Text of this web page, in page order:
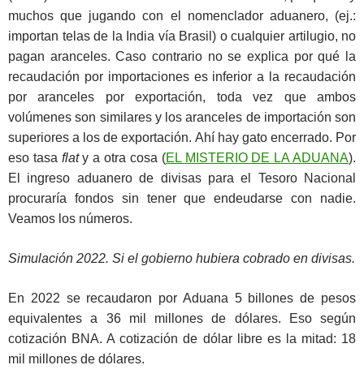
muchos que jugando con el nomenclador aduanero, (ej.:
importan telas de la India vía Brasil) o cualquier artilugio, no
pagan aranceles. Caso contrario no se explica por qué la
recaudación por importaciones es inferior a la recaudación
por aranceles por exportación, toda vez que ambos
volúmenes son similares y los aranceles de importación son
superiores a los de exportación. Ahí hay gato encerrado. Por
eso tasa flaty a otra cosa (EL MISTERIO DE LA ADUANA).
El ingreso aduanero de divisas para el Tesoro Nacional
procuraría fondos sin tener que endeudarse con nadie.
Veamos los números.
Simulación 2022. Si el gobierno hubiera cobrado en divisas.
En 2022 se recaudaron por Aduana 5 billones de pesos
equivalentes a 36 mil millones de dólares. Eso según
cotización BNA. A cotización de dólar libre es la mitad: 18
mil millones de dólares.